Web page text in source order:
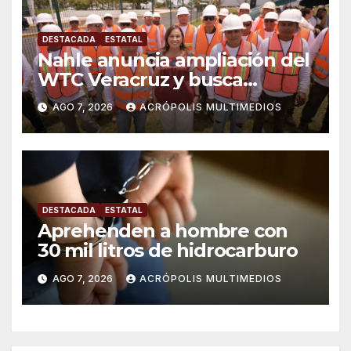
DESTACADA ESTATAL
Nahle anuncia ampliación del
WTC Veracruz y busca
solución para ingenio en crisis
AGO 7, 2026 ACRÓPOLIS MULTIMEDIOS
DESTACADA ESTATAL
Aprehenden a hombre con
30 mil litros de hidrocarburo
AGO 7, 2026 ACRÓPOLIS MULTIMEDIOS